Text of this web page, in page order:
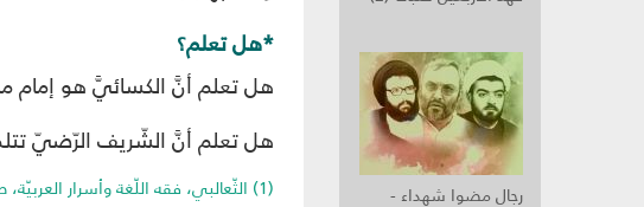
رجال مضوا شهداء -
*هل تعلم؟
هل تعلم أنَّ الكسائيَّ هو إمام
هل تعلم أنَّ الشّريف الرّضيّ
(1) الثّعالبي، فقه اللّغة وأسرار العربيّة، ص 89-90.